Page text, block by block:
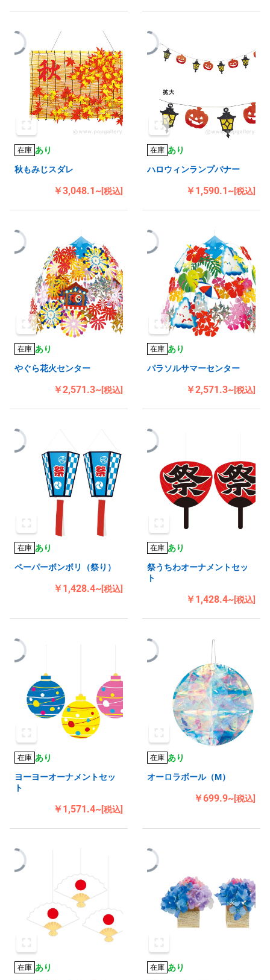
在庫 あり
秋もみじスダレ
￥3,048.1~[税込]
在庫 あり
ハロウィンランプバナー
￥1,590.1~[税込]
在庫 あり
やぐら花火センター
￥2,571.3~[税込]
在庫 あり
パラソルサマーセンター
￥2,571.3~[税込]
在庫 あり
ペーパーボンボリ（祭り）
￥1,428.4~[税込]
在庫 あり
祭うちわオーナメントセッ
ト
￥1,428.4~[税込]
在庫 あり
ヨーヨーオーナメントセッ
ト
￥1,571.4~[税込]
在庫 あり
オーロラボール（M）
￥699.9~[税込]
在庫 あり
在庫 あり